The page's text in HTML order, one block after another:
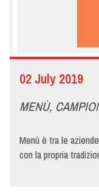
02 July 2019
MENÙ,
Menù è tra le
con la propria